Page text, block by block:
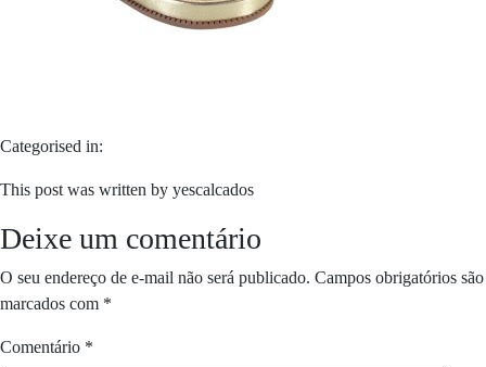
Categorised in:
This post was written by yescalcados
Deixe um comentário
O seu endereço de e-mail não será publicado. Campos obrigatórios são
marcados com *
Comentário *